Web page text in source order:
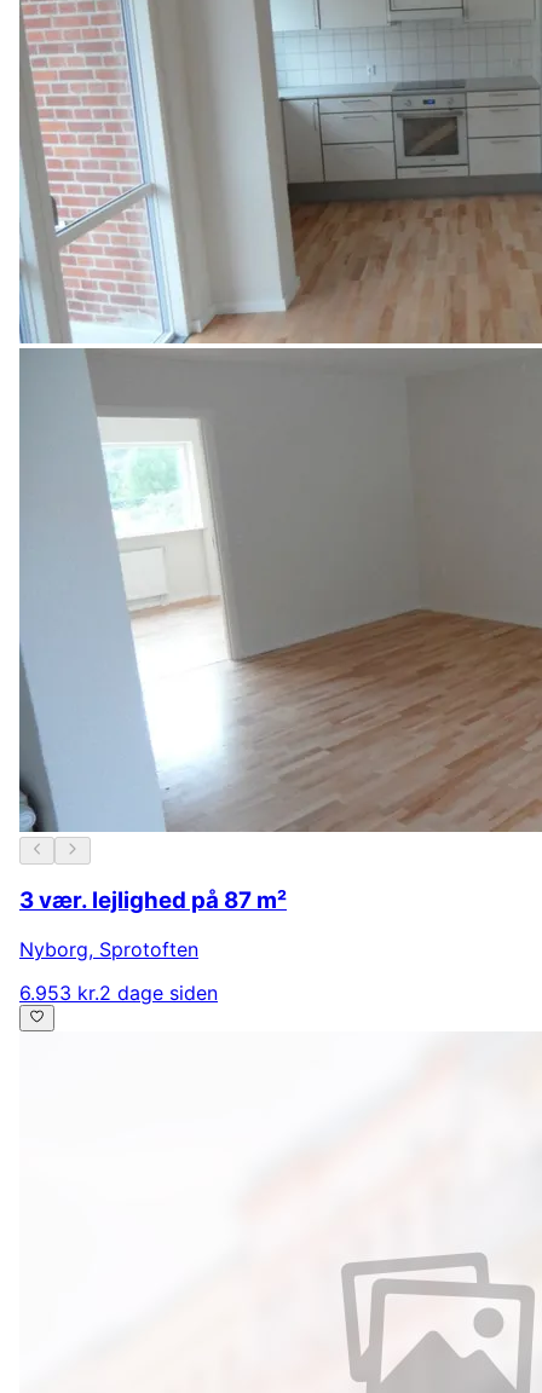
3 vær. lejlighed på 87 m²
Nyborg, Sprotoften
6.953 kr.2 dage siden